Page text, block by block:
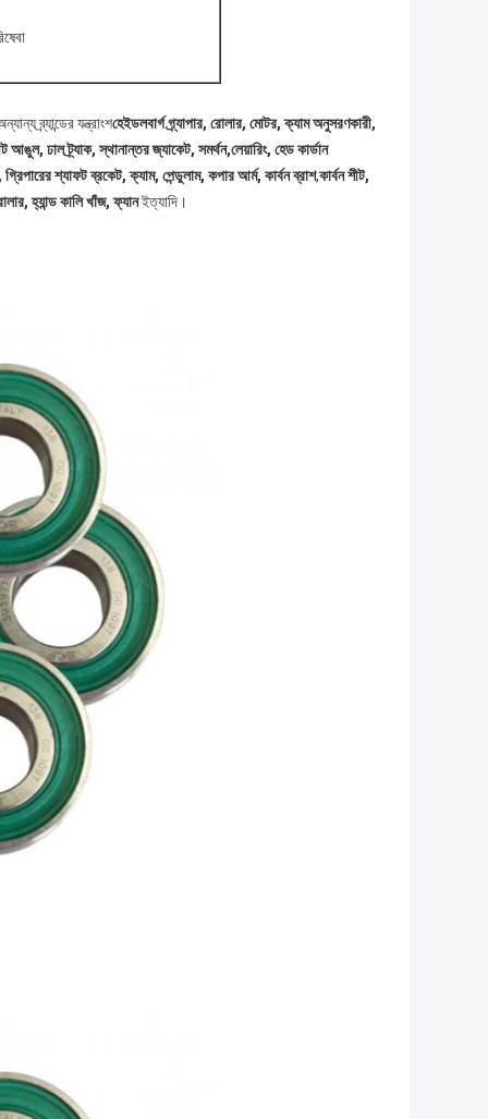
ব্র্যান্ডের যন্ত্রাংশহেইডলবার্গ গ্র্যাপার, রোলার, মোটর, ক্যাম অনুসরণকারী,
আঙুল, ঢাল ট্র্যাক, স্থানান্তর জ্যাকেট, সমর্থন,লেয়ারিং, হেড কার্ডান
শ্যাফট ব্রকেট, ক্যাম, পেন্ডুলাম, কপার আর্ম, কার্বন ব্রাশ,কার্বন শীট,
হ্যান্ড কালি খাঁজ, ফ্যানইত্যাদি।